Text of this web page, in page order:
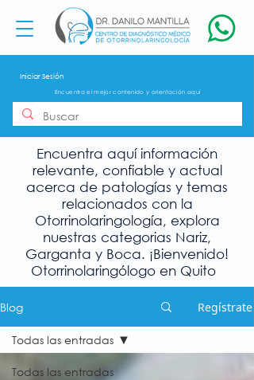
Iniciar Sesión
Encuentra el mejor contenido y orientación aquí
Encuentra aquí información
relevante, confiable y actual
acerca de patologías y temas
relacionados con la
Otorrinolaringología, explora
nuestras categorias Nariz,
Garganta y Boca. ¡Bienvenido!
Otorrinolaringólogo en Quito
Blog Regístrate
Todas las entradas
Todas las entradas